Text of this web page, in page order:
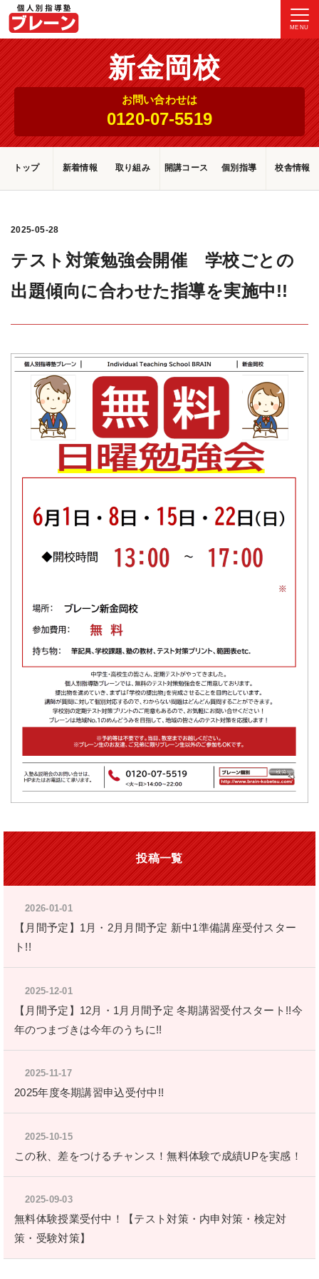
MENU
新金岡校
お問い合わせは
0120-07-5519
トップ 新着情報 取り組み 開講コース 個別指導 校舎情報
2025-05-28
テスト対策勉強会開催 学校ごとの
出題傾向に合わせた指導を実施中!!
投稿一覧
2026-01-01
【月間予定】1月・2月月間予定 新中1準備講座受付スター
ト!!
2025-12-01
【月間予定】12月・1月月間予定 冬期講習受付スタート!!今
年のつまづきは今年のうちに!!
2025-11-17
2025年度冬期講習申込受付中!!
2025-10-15
この秋、差をつけるチャンス！無料体験で成績UPを実感！
2025-09-03
無料体験授業受付中！【テスト対策・内申対策・検定対
策・受験対策】